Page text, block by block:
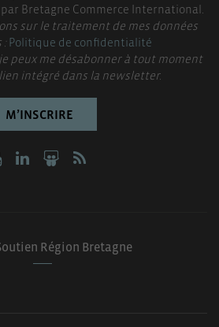
Bretagne Commerce International.
sur le traitement de mes données
:Politique de confidentialité
peux me désabonner à tout moment
intégré dans la newsletter.
M’INSCRIRE